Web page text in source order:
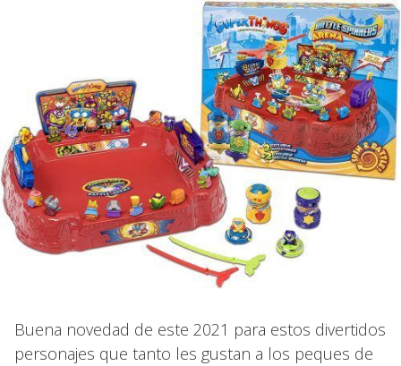
Buena novedad de este 2021 para estos divertidos
personajes que tanto les gustan a los peques de